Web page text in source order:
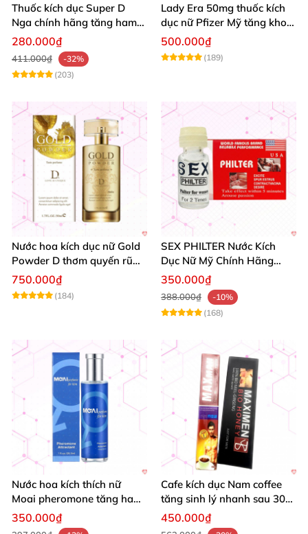
Thuốc kích dục Super D
Nga chính hãng tăng ham
muốn nữ mạnh
280.000₫
411.000₫
-32%
(203)
Lady Era 50mg thuốc kích
dục nữ Pfizer Mỹ tăng khoái
cảm thăng hoa
500.000₫
(189)
Nước hoa kích dục nữ Gold
Powder D thơm quyến rũ
tăng khoái cảm
750.000₫
(184)
SEX PHILTER Nước Kích
Dục Nữ Mỹ Chính Hãng
Tăng Ham Muốn
350.000₫
388.000₫
-10%
(168)
Nước hoa kích thích nữ
Moai pheromone tăng ham
muốn quyến rũ an toàn
350.000₫
Cafe kích dục Nam coffee
tăng sinh lý nhanh sau 30
phút hiệu quả
450.000₫